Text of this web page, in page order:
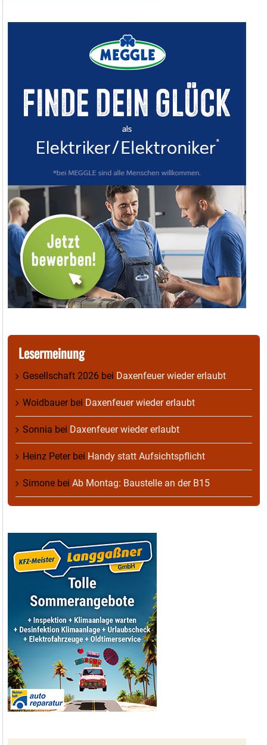
Lesermeinung
Gesellschaft 2026 bei Daxenfeuer wieder erlaubt
Woidbauerbei Daxenfeuer wieder erlaubt
Sonnia bei Daxenfeuer wieder erlaubt
Heinz Peterbei Handy statt Aufsichtspflicht
Simone bei Ab Montag: Baustelle an der B15